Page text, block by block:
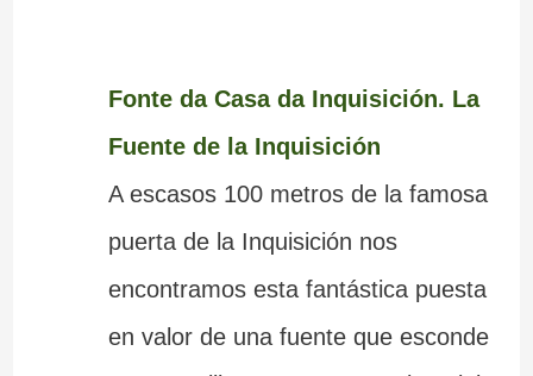
Fonte da Casa da Inquisición. La
Fuente de la Inquisición
A escasos 100 metros de la famosa
puerta de la Inquisición nos
encontramos esta fantástica puesta
en valor de una fuente que esconde